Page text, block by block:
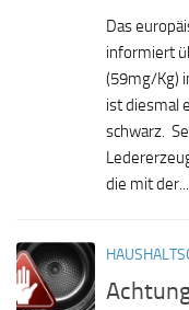
Das
informiert
(59mg/Kg)
ist diesmal
schwarz.
die mit der...